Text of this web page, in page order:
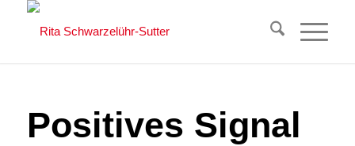
Positives Signal